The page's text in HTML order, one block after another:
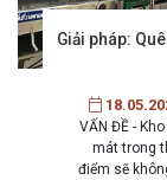
Giải pháp:
VẤN ĐỀ -
mát trong
điểm sẽ